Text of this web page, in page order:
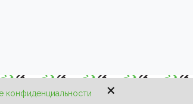
конфиденциальности ×